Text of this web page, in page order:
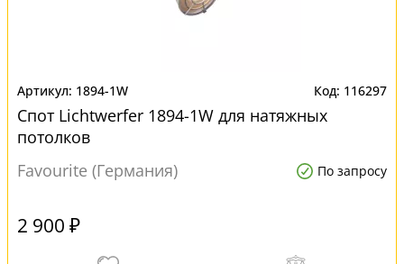
1894-1W 116297
Спот Lichtwerfer 1894-1W для натяжных
потолков
Favourite (Германия)
По запросу
2 900 ₽